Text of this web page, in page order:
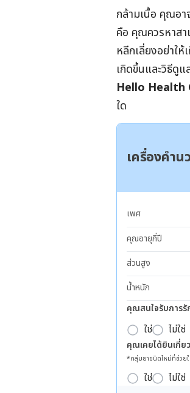
กล้ามเนื้อ คุณอา
คือ คุณควรหาสา
หลีกเลี่ยงอย่าใ
เกิดขึ้นและวิธีดูแ
Hello Health
ใด
เครื่องคำ
เพศ
คุณอายุกี่ปี
ส่วนสูง
น้ำหนัก
คุณสนใจรับการ
ใช่ ไม่ใช่
คุณเคยได้ยินเกี่ย
*กลุ่มยาชนิดใหม่ที่ช่วยใ
ใช่ ไม่ใช่